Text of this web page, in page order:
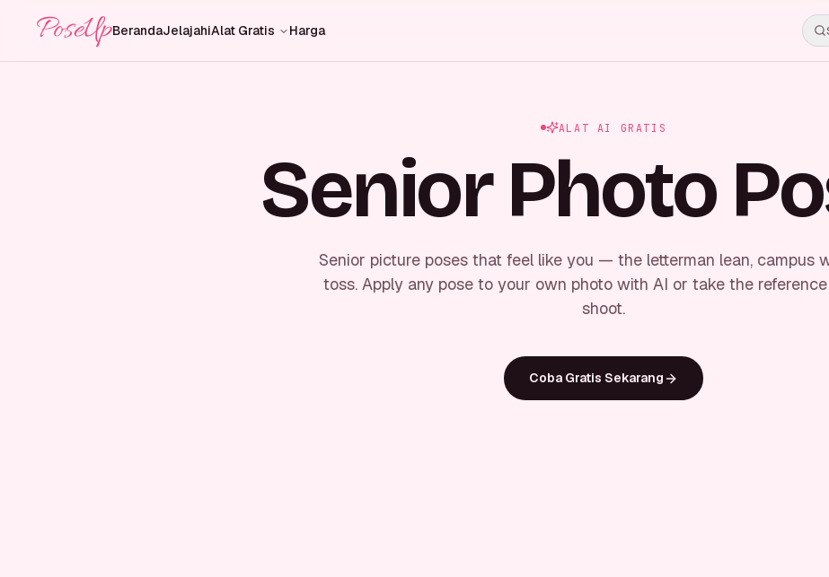
PoseUpBerandaJelajahiAlat Gratis Harga
ALAT AI GRATIS
Senior Photo
Senior picture poses that feel like you — the letterman lean, campus
toss. Apply any pose to your own photo with AI or take the
shoot.
Coba Gratis Sekarang